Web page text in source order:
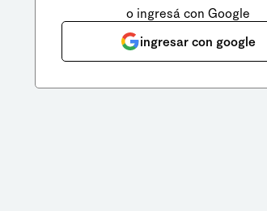
o ingresá con Google
ingresar con google